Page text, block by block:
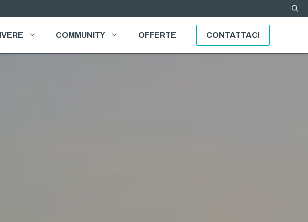
COMMUNITY OFFERTE CONTATTACI